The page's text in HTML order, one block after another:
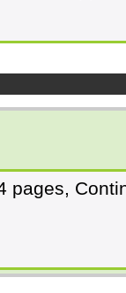
pages,